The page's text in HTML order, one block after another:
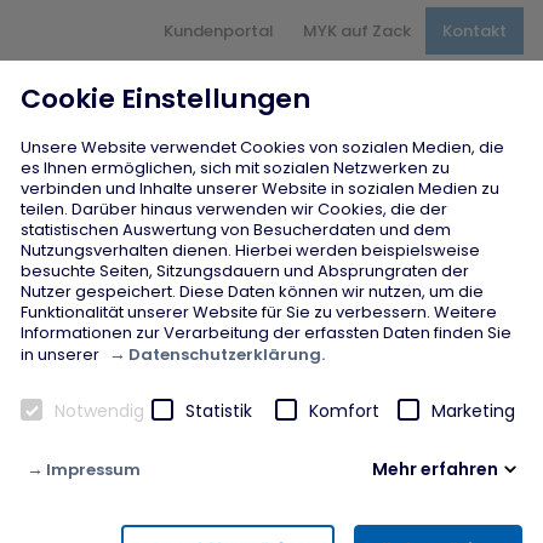
Cookie Einstellungen
Unsere Website verwendet Cookies von sozialen Medien, die
es Ihnen ermöglichen, sich mit sozialen Netzwerken zu
verbinden und Inhalte unserer Website in sozialen Medien zu
teilen. Darüber hinaus verwenden wir Cookies, die der
statistischen Auswertung von Besucherdaten und dem
Nutzungsverhalten dienen. Hierbei werden beispielsweise
besuchte Seiten, Sitzungsdauern und Absprungraten der
Nutzer gespeichert. Diese Daten können wir nutzen, um die
Funktionalität unserer Website für Sie zu verbessern. Weitere
Informationen zur Verarbeitung der erfassten Daten finden Sie
in unserer
Datenschutzerklärung.
Notwendig Statistik Komfort Marketing
Impressum
Mehr erfahren
Kundenportal MYK auf Zack Kontakt
Arbeit und Fördermaßnahmen
Frauenpower
Startseite chevron_right Arbeit und Fördermaßnahmen chevron_right
Frauenpower